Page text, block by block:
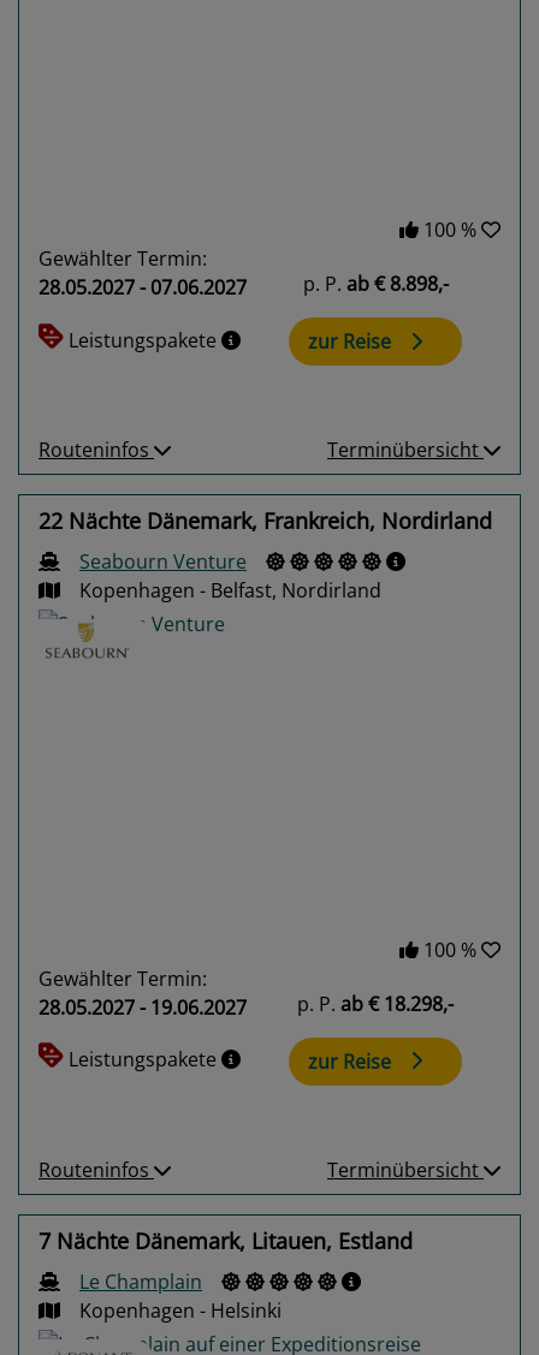
100 %
Gewählter Termin:
28.05.2027 - 07.06.2027
Leistungspakete
p. P. ab€ 8.898,-
zur Reise
Routeninfos Terminübersicht
22 Nächte Dänemark, Frankreich, Nordirland
Seabourn Venture
Kopenhagen - Belfast, Nordirland
100 %
Gewählter Termin:
28.05.2027 - 19.06.2027
Leistungspakete
p. P. ab€ 18.298,-
zur Reise
Routeninfos Terminübersicht
7 Nächte Dänemark, Litauen, Estland
Le Champlain
Kopenhagen - Helsinki